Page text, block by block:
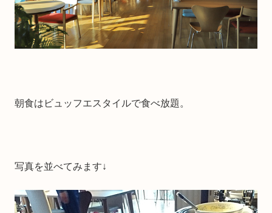
朝食はビュッフエスタイルで食べ放題。
写真を並べてみます↓